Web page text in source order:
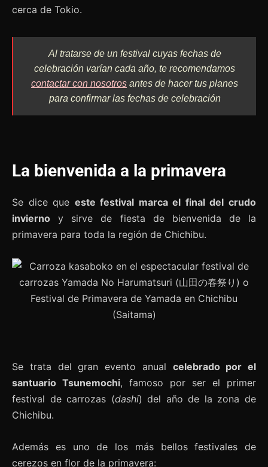
cerca de Tokio.
Al tratarse de un festival cuyas fechas de
celebración varían cada año, te recomendamos
contactar con nosotros antes de hacer tus planes
para confirmar las fechas de celebración
La bienvenida a la primavera
Se dice que este festival marca el final del crudo
invierno y sirve de fiesta de bienvenida de la
primavera para toda la región de Chichibu.
Se trata del gran evento anual celebrado por el
santuario Tsunemochi, famoso por ser el primer
festival de carrozas (dashi) del año de la zona de
Chichibu.
Además es uno de los más bellos festivales de
cerezos en flor de la primavera: